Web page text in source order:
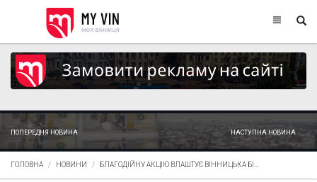
ПОПЕРЕДНЯ НОВИНА НАСТУПНА НОВИНА
ГОЛОВНА НОВИНИ БЛАГОДІЙНУ АКЦІЮ ВЛАШТУЄ ВІННИЦЬКА БІ...